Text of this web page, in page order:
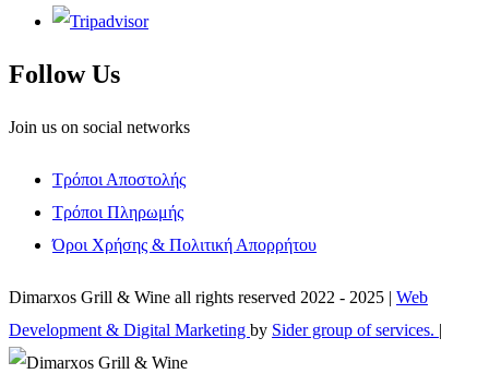
Follow Us
Join us on social networks
Τρόποι Αποστολής
Τρόποι Πληρωμής
Όροι Χρήσης & Πολιτική Απορρήτου
Dimarxos Grill & Wine all rights reserved 2022 - 2025 | Web
Development & Digital Marketing by Sider group of services. |